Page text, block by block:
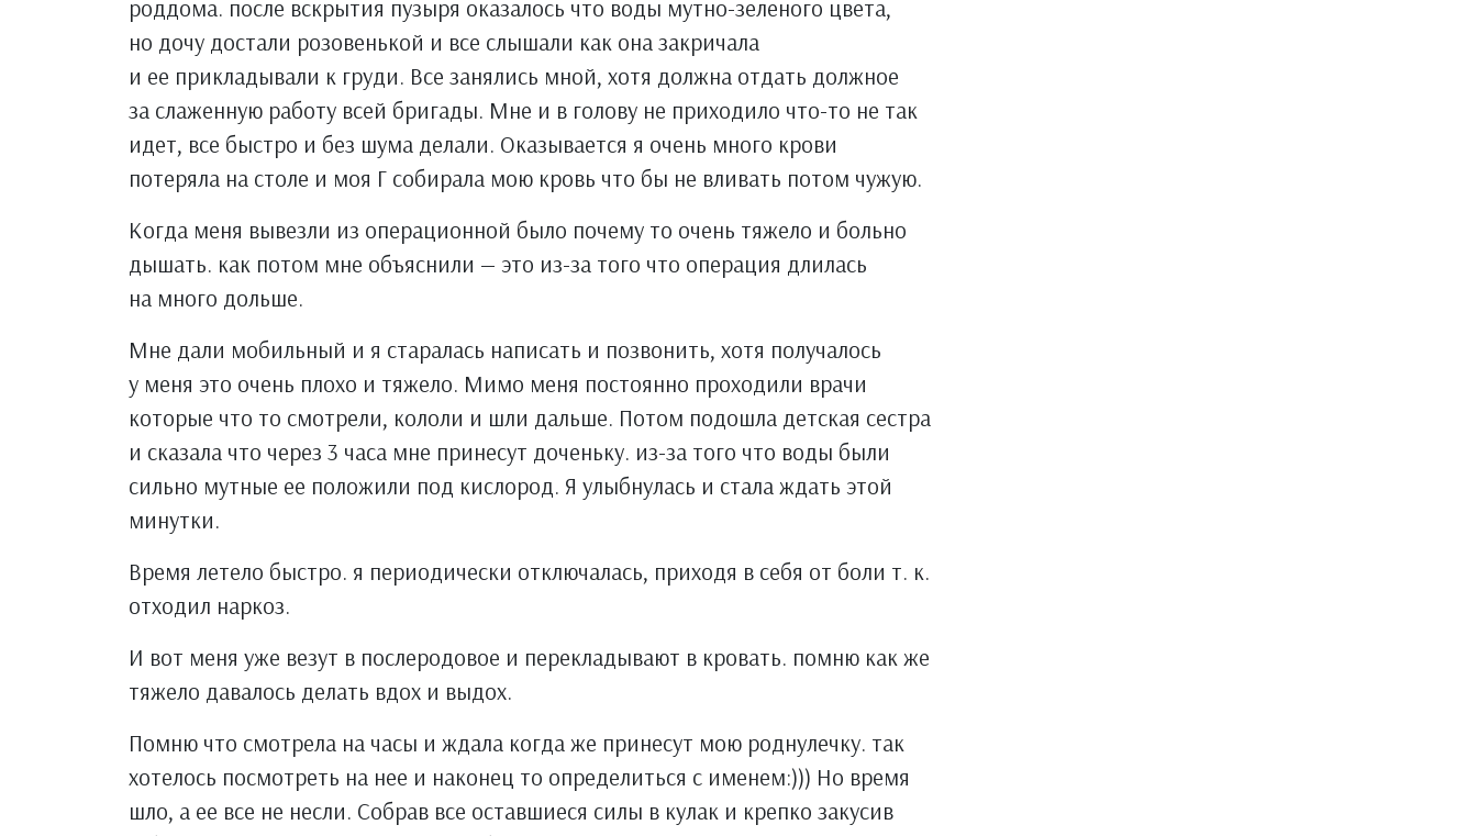
роддома. после вскрытия пузыря оказалось что воды мутно-зеленого цвета,
но дочу достали розовенькой и все слышали как она закричала
и ее прикладывали к груди. Все занялись мной, хотя должна отдать должное
за слаженную работу всей бригады. Мне и в голову не приходило что-то не так
идет, все быстро и без шума делали. Оказывается я очень много крови
потеряла на столе и моя Г собирала мою кровь что бы не вливать потом чужую.
Когда меня вывезли из операционной было почему то очень тяжело и больно
дышать. как потом мне объяснили — это из-за того что операция длилась
на много дольше.
Мне дали мобильный и я старалась написать и позвонить, хотя получалось
у меня это очень плохо и тяжело. Мимо меня постоянно проходили врачи
которые что то смотрели, кололи и шли дальше. Потом подошла детская сестра
и сказала что через 3 часа мне принесут доченьку. из-за того что воды были
сильно мутные ее положили под кислород. Я улыбнулась и стала ждать этой
минутки.
Время летело быстро. я периодически отключалась, приходя в себя от боли т. к.
отходил наркоз.
И вот меня уже везут в послеродовое и перекладывают в кровать. помню как же
тяжело давалось делать вдох и выдох.
Помню что смотрела на часы и ждала когда же принесут мою роднулечку. так
хотелось посмотреть на нее и наконец то определиться с именем:))) Но время
шло, а ее все не несли. Собрав все оставшиеся силы в кулак и крепко закусив